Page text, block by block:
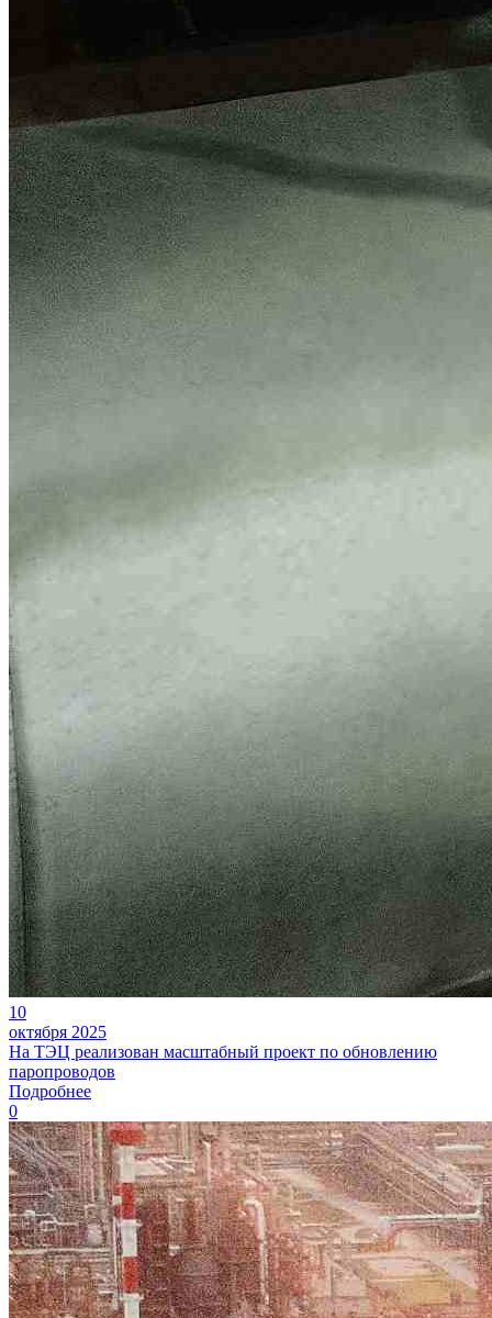
10
октября 2025
На ТЭЦ реализован масштабный проект по обновлению
паропроводов
Подробнее
0